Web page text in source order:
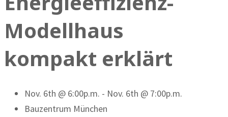
Modellhaus
kompakt erklärt
Nov. 6th @ 6:00p.m. - Nov. 6th @ 7:00p.m.
Bauzentrum München